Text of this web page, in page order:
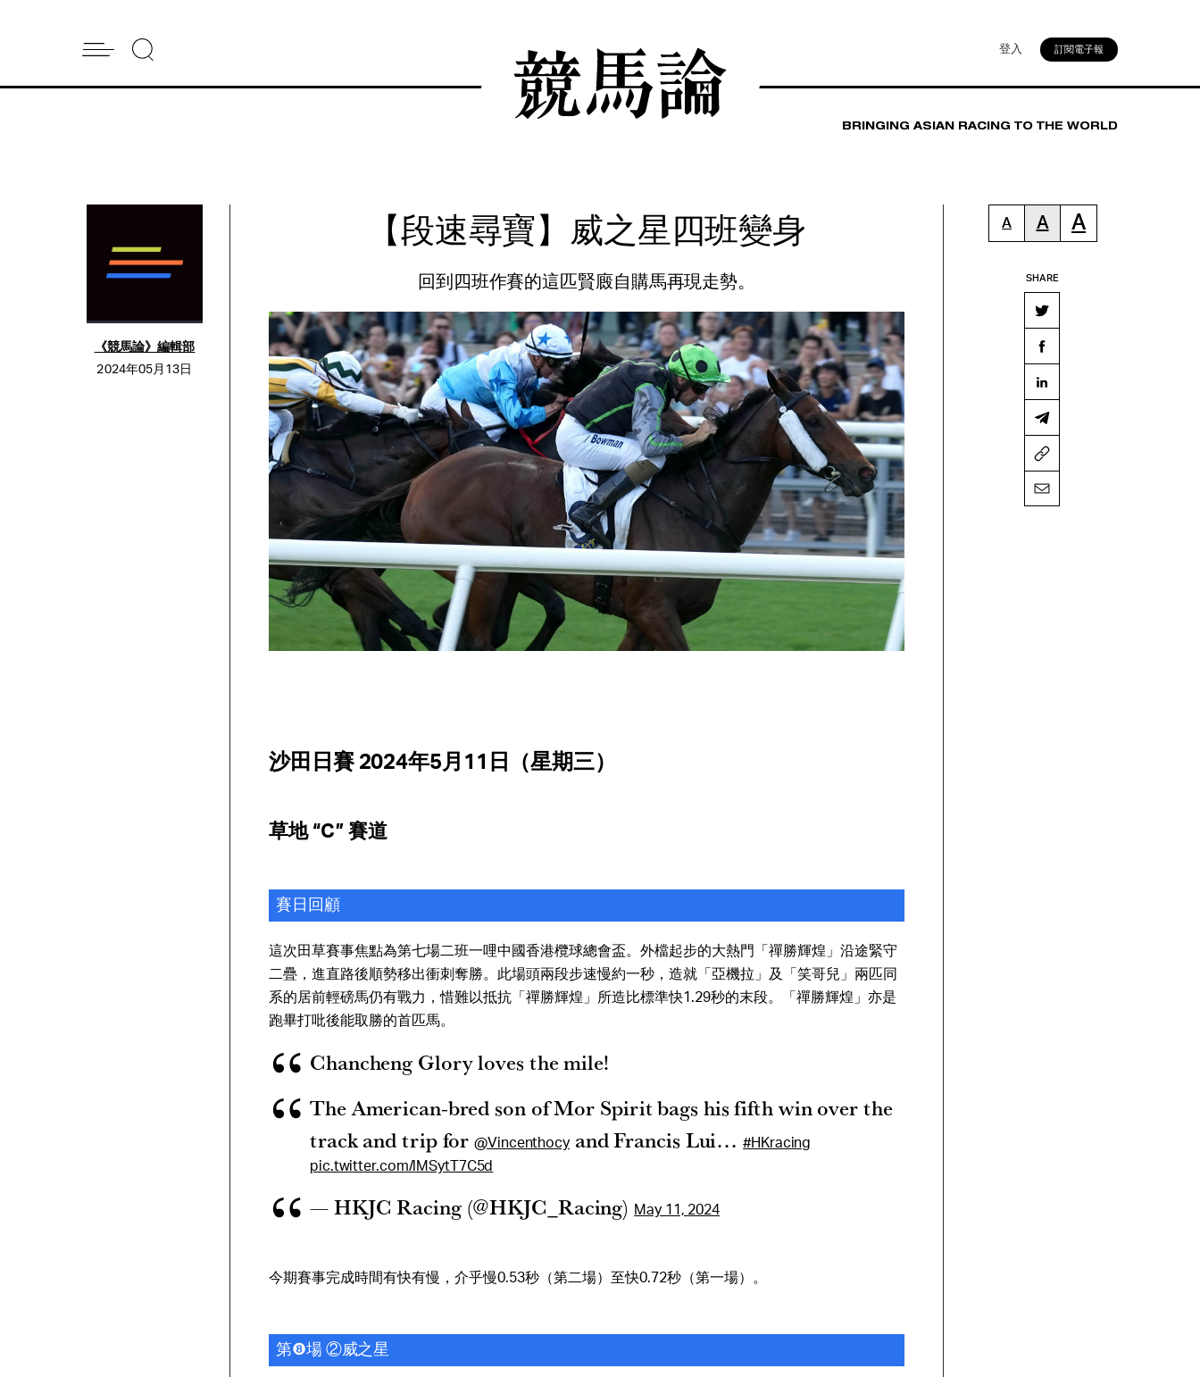
登入 訂閱電子報
BRINGING ASIAN RACING TO THE WORLD
《競馬論》編輯部
2024年05月13日
【段速尋寶】威之星四班變身
回到四班作賽的這匹賢廄自購馬再現走勢。
沙田日賽 2024年5月11日（星期三）
草地 “C” 賽道
賽日回顧
這次田草賽事焦點為第七場二班一哩中國香港欖球總會盃。外檔起步的大熱門「禪勝輝煌」沿途緊守
二疊，進直路後順勢移出衝刺奪勝。此場頭兩段步速慢約一秒，造就「亞機拉」及「笑哥兒」兩匹同
系的居前輕磅馬仍有戰力，惜難以抵抗「禪勝輝煌」所造比標準快1.29秒的末段。「禪勝輝煌」亦是
跑畢打吡後能取勝的首匹馬。
Chancheng Glory loves the mile!
The American-bred son of Mor Spirit bags his fifth win over the
track and trip for@Vincenthocyand Francis Lui…#HKracing
pic.twitter.com/lMSytT7C5d
— HKJC Racing (@HKJC_Racing) May 11, 2024
今期賽事完成時間有快有慢，介乎慢0.53秒（第二場）至快0.72秒（第一場）。
第❽場 ②威之星
A A A
SHARE